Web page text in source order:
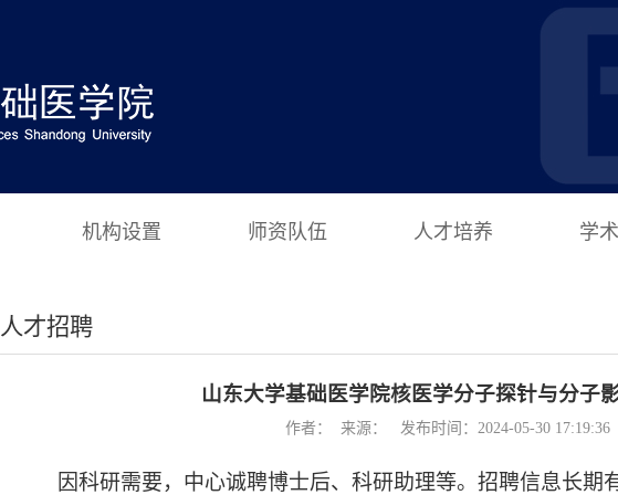
机构设置 师资队伍 人才培养 学
人才招聘
山东大学基础医学院核医学分子探针与分子
作者： 来源： 发布时间：2024-05-30 17:19:36
因科研需要，中心诚聘博士后、科研助理等。招聘信息长期